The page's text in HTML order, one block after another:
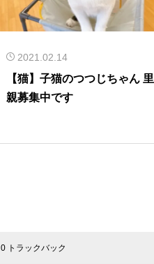
2021.02.14
【猫】子猫のつつじちゃん 里
親募集中です
0 トラックバック